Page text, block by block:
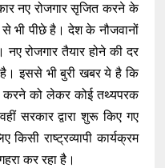
नए रोजगार सृजित करने के
से भी पीछे है। देश के नौजवानों
नए रोजगार तैयार होने की दर
इससे भी बुरी खबर ये है कि
करने को लेकर कोई तथ्यपरक
सरकार द्वारा शुरू किए गए
राष्ट्रव्यापी कार्यक्रम
कर रहा है।